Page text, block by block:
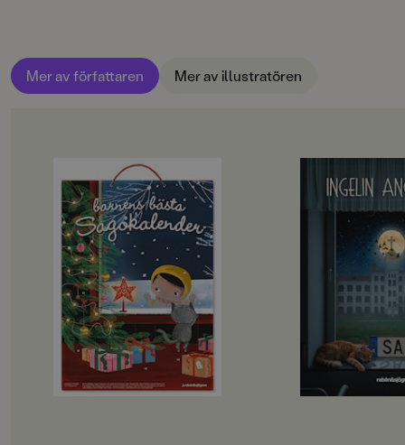
Mer av författaren Mer av illustratören
En sagokalender där älskade
klassiker samsas med nyare
favoriter – en berättelse om dagen
ända fram till julafton.
Bakom luckorna finns texter och
bilder från några av våra främsta
barnboksskapare: Jujja Wieslander,
Emma Adbåge, Ingelin Angerborn,
Pernilla Stalfelt, Björn Bergenholtz,
Lennart Hellsing och många fler.En
generös och innehållsrik kalender
som blir en självklar del av julens
OM BOKEN
Fristående
”Ingelin
skicklig på att
helt vanliga
Dagens
det som tar Elviras
hon håller på att
var det egentligen
sjukhussängen
natt? Elvira vet
att hon cyklade